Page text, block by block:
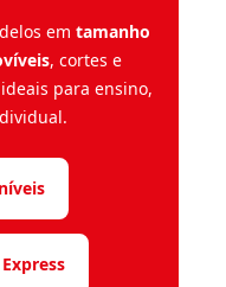
em tamanho
, cortes e
para ensino,